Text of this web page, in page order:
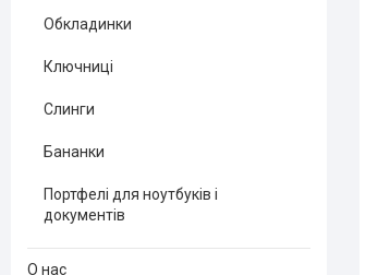
Обкладинки
Ключниці
Слинги
Бананки
Портфелі для ноутбуків і
документів
О нас